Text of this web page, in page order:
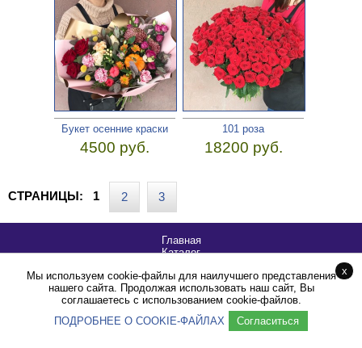
Букет осенние краски
4500 руб.
101 роза
18200 руб.
СТРАНИЦЫ: 1 2 3
Главная
Каталог
Способы оплаты
Доставка
Контакты
Cоздание сайтов Иваново - Trenin.su
Мы используем cookie-файлы для наилучшего представления
нашего сайта. Продолжая использовать наш сайт, Вы
соглашаетесь с использованием cookie-файлов.
ПОДРОБНЕЕ О COOKIE-ФАЙЛАХ
Согласиться
x